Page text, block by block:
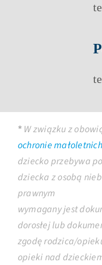
*W związku z
ochronie
dziecko przebywa
dziecka z osobą
prawnym
wymagany jest
dorosłej lub
zgodę rodzica/
opieki nad